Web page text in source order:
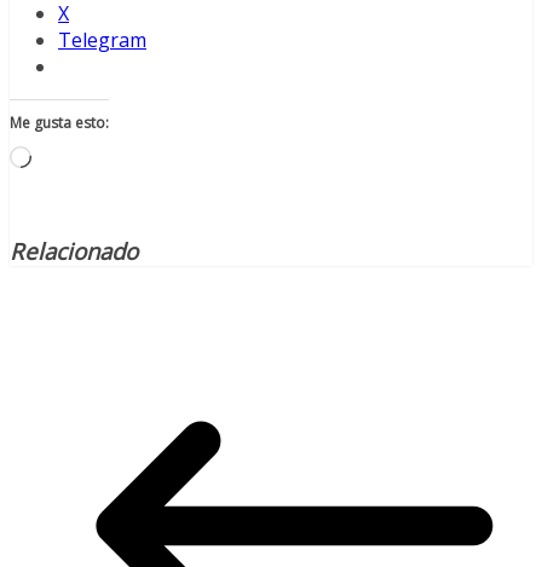
X
Telegram
Me gusta esto:
Cargando...
Relacionado